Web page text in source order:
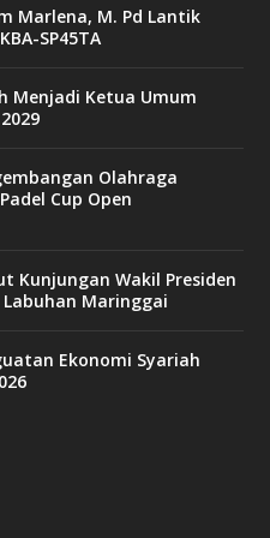
Marlena, M. Pd Lantik
SP45TA
Menjadi Ketua Umum
Olahraga
Cup Open
Kunjungan Wakil Presiden
Maringgai
Ekonomi Syariah